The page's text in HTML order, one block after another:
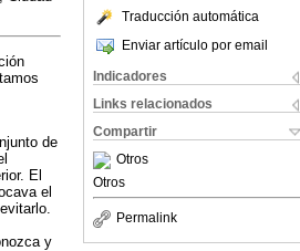
Traducción automática
Enviar artículo por email
Indicadores
Links relacionados
Compartir
Otros
Otros
Permalink
de
El
el
y